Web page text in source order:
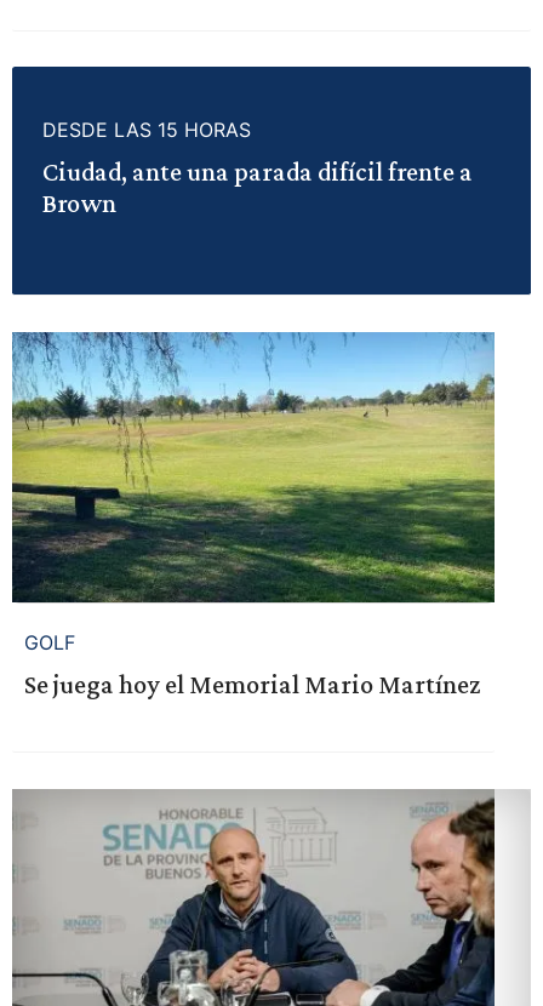
DESDE LAS 15 HORAS
Ciudad, ante una parada difícil frente a
Brown
GOLF
Se juega hoy el Memorial Mario Martínez